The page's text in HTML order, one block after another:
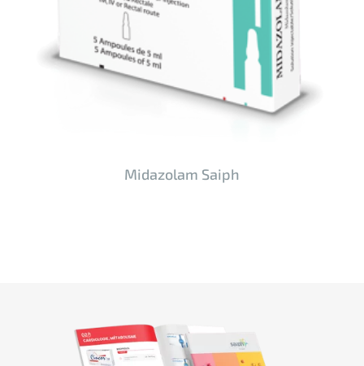
Midazolam Saiph